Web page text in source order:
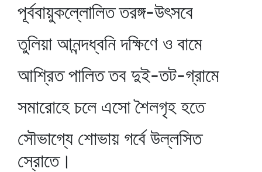
পূর্ববায়ুকল্লোলিত তরঙ্গ-উৎসবে
তুলিয়া আনন্দধ্বনি দক্ষিণে ও বামে
আশ্রিত পালিত তব দুই-তট-গ্রামে
সমারোহে চলে এসো শৈলগৃহ হতে
সৌভাগ্যে শোভায় গর্বে উল্লসিত
স্রোতে।